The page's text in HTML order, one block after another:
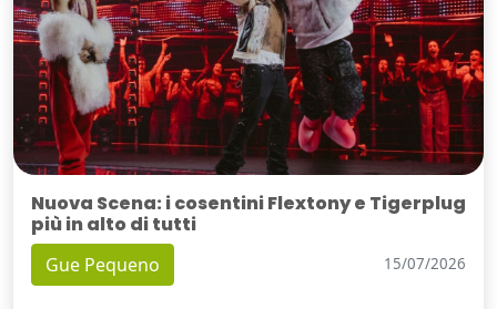
Nuova Scena: i cosentini Flextony e Tigerplug
più in alto di tutti
Gue Pequeno 15/07/2026